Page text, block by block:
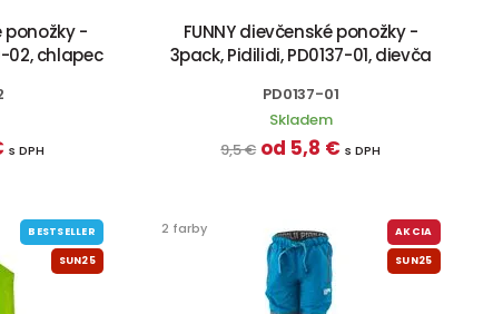
ponožky -
02, chlapec
s DPH
FUNNY dievčenské ponožky -
3pack, Pidilidi, PD0137-01, dievča
PD0137-01
Skladem
9,5 € od 5,8 € s DPH
BESTSELLER
SUN25
2 farby AKCIA
SUN25